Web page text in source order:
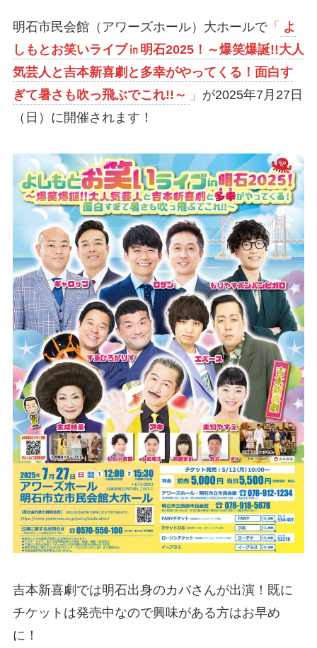
明石市民会館（アワーズホール）大ホールで「 よ
しもとお笑いライブ㏌明石2025！～爆笑爆誕!!大人
気芸人と吉本新喜劇と多幸がやってくる！面白す
ぎて暑さも吹っ飛ぶでこれ!!～
」 が2025年7月27日
（日）に開催されます！
吉本新喜劇では明石出身のカバさんが出演！既に
チケットは発売中なので興味がある方はお早め
に！